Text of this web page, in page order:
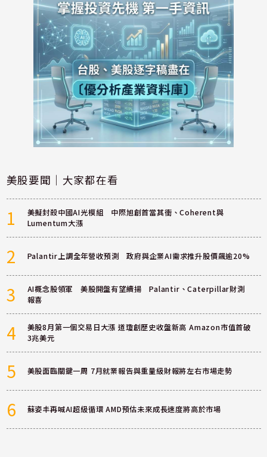
美股要聞｜大家都在看
1
美擬封殺中國AI光模組 中際旭創首當其衝、Coherent與
Lumentum大漲
2 Palantir上調全年營收預測 政府與企業AI需求推升股價飆逾20%
3
AI概念股領軍 美股開盤有望續揚 Palantir、Caterpillar財測
報喜
4
美股8月第一個交易日大漲 道瓊創歷史收盤新高 Amazon市值首破
3兆美元
5 美股面臨關鍵一周 7月就業報告與重量級財報將左右市場走勢
6 蘇姿丰再喊AI超級循環 AMD預估未來成長速度將高於市場